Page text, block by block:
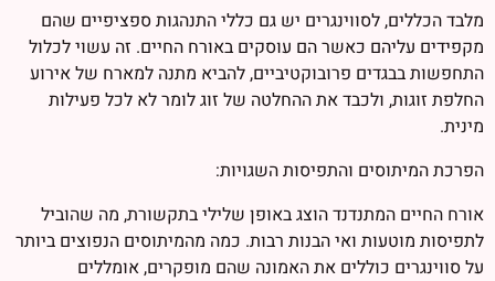
מלבד הכללים, לסווינגרים יש גם כללי התנהגות ספציפיים שהם
מקפידים עליהם כאשר הם עוסקים באורח החיים. זה עשוי לכלול
התחפשות בבגדים פרובוקטיביים, להביא מתנה למארח של אירוע
החלפת זוגות, ולכבד את ההחלטה של זוג לומר לא לכל פעילות
מינית.
הפרכת המיתוסים והתפיסות השגויות:
אורח החיים המתנדנד הוצג באופן שלילי בתקשורת, מה שהוביל
לתפיסות מוטעות ואי הבנות רבות. כמה מהמיתוסים הנפוצים ביותר
על סווינגרים כוללים את האמונה שהם מופקרים, אומללים